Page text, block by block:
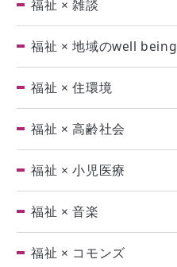
福祉 × 雑談
福祉 × 地域のwell being
福祉 × 住環境
福祉 × 高齢社会
福祉 × 小児医療
福祉 × 音楽
福祉 × コモンズ